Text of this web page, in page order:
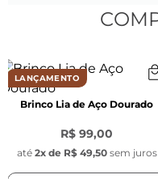
Modelo Pedra
Pingente tag
Comprimento:
Largura: 4 mm
Espessura: 0.40 mm
Material: Aço
Cor: Dourado
LANÇAMENTO
Brinco Lia de Aço Dourado
R$ 99,00
até 2x de R$ 49,50 sem juros